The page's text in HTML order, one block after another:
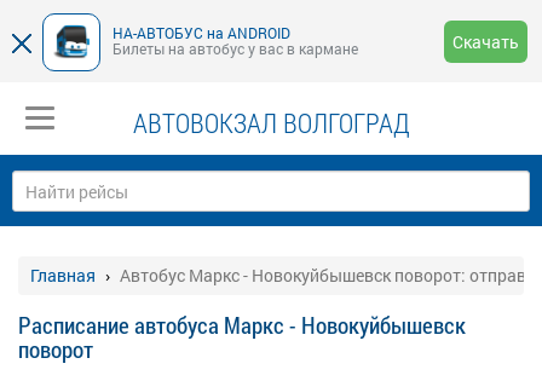
НА-АВТОБУС на ANDROID
Билеты на автобус у вас в кармане
Скачать
АВТОВОКЗАЛ ВОЛГОГРАД
Главная Автобус Маркс - Новокуйбышевск поворот:
Расписание автобуса Маркс - Новокуйбышевск
поворот